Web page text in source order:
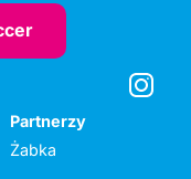
Partnerzy
Żabka